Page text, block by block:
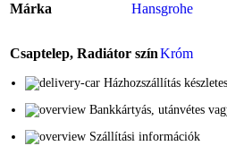
Márka Hansgrohe
Csaptelep, Radiátor színKróm
Házhozszállítás
Bankkártyás, utánvétes
Szállítási információk